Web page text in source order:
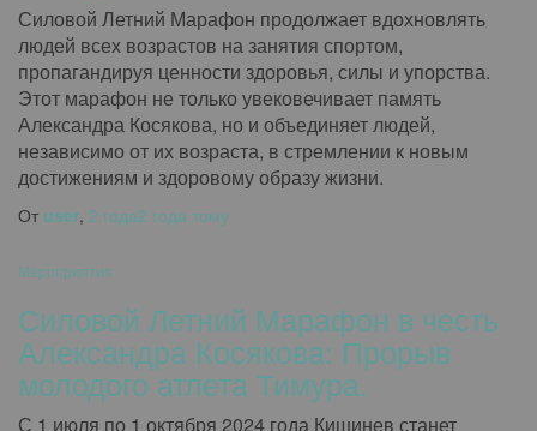
Силовой Летний Марафон продолжает вдохновлять
людей всех возрастов на занятия спортом,
пропагандируя ценности здоровья, силы и упорства.
Этот марафон не только увековечивает память
Александра Косякова, но и объединяет людей,
независимо от их возраста, в стремлении к новым
достижениям и здоровому образу жизни.
От user, 2 года2 года тому
Мероприятия
Силовой Летний Марафон в честь
Александра Косякова: Прорыв
молодого атлета Тимура.
С 1 июля по 1 октября 2024 года Кишинев станет